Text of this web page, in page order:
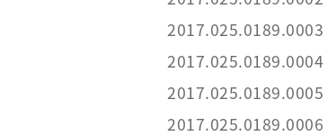
2017.025.0189.0003
2017.025.0189.0004
2017.025.0189.0005
2017.025.0189.0006